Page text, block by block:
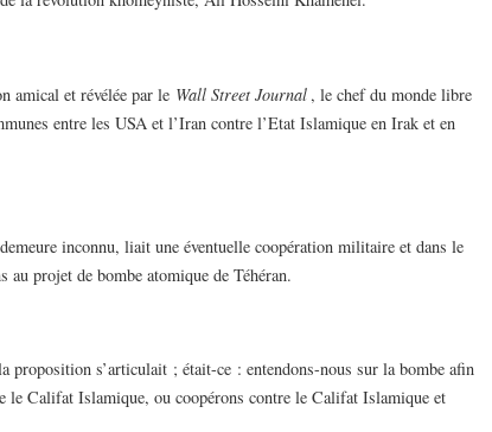
amical et révélée par le Wall Street Journal , le chef du monde libre
entre les USA et l’Iran contre l’Etat Islamique en Irak et en
inconnu, liait une éventuelle coopération militaire et dans le
au projet de bombe atomique de Téhéran.
proposition s’articulait ; était-ce : entendons-nous sur la bombe afin
le Califat Islamique, ou coopérons contre le Califat Islamique et